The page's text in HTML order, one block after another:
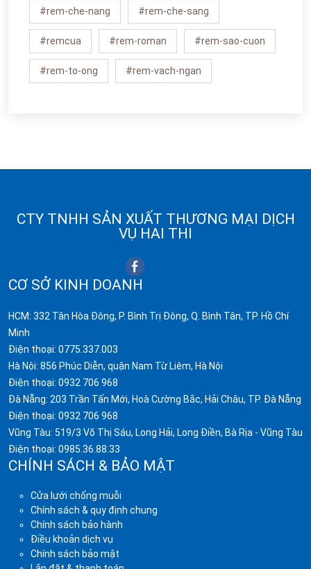
#rem-che-nang #rem-che-sang
#remcua #rem-roman #rem-sao-cuon
#rem-to-ong #rem-vach-ngan
CTY TNHH SẢN XUẤT THƯƠNG MẠI DỊCH
VỤ HAI THI
CƠ SỞ KINH DOANH
HCM: 332 Tân Hòa Đông, P. Bình Trị Đông, Q. Bình Tân, TP. Hồ Chí
Minh
Điện thoại: 0775.337.003
Hà Nội: 856 Phúc Diễn, quận Nam Từ Liêm, Hà Nội
Điện thoại: 0932 706 968
Đà Nẵng: 203 Trần Tấn Mới, Hoà Cường Bắc, Hải Châu, TP. Đà Nẵng
Điện thoại: 0932 706 968
Vũng Tàu: 519/3 Võ Thị Sáu, Long Hải, Long Điền, Bà Rịa - Vũng Tàu
Điện thoại: 0985.36.88.33
CHÍNH SÁCH & BẢO MẬT
Cửa lưới chống muỗi
Chính sách & quy định chung
Chính sách bảo hành
Điều khoản dịch vụ
Chính sách bảo mật